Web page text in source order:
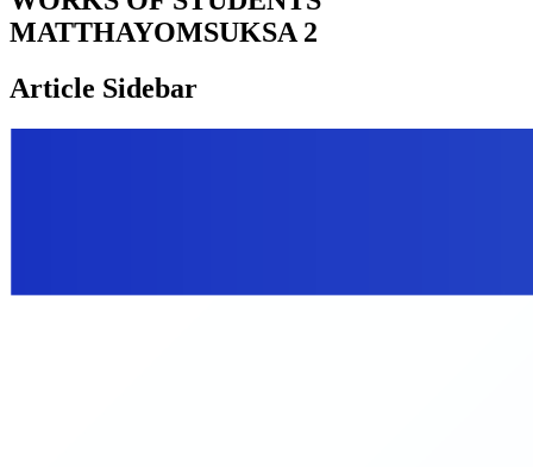
MATTHAYOMSUKSA 2
Article Sidebar